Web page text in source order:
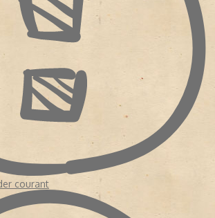
NDC Mediagroep en Tresoar. [bewerken]
medewerkers * Jetske Bilker * Laurens ten
(1969-1978) * Sikke Doele, kunstcriticus *
Evenhuis, hoofdredacteur (1955-1983) *
Hellegers, kunstcriticus * Atte Jongstra,
* Ebbing Kiestra * Haije Kramer,
Rob Meines * Ruben L. Oppenheimer,
literatuurcriticus * Durk van der
Speerstra, hoofdredacteur * Theo
* Bart Tammeling, columnist * Pieter
Velde * Anne Wadman * Michaël Zeeman,
courant